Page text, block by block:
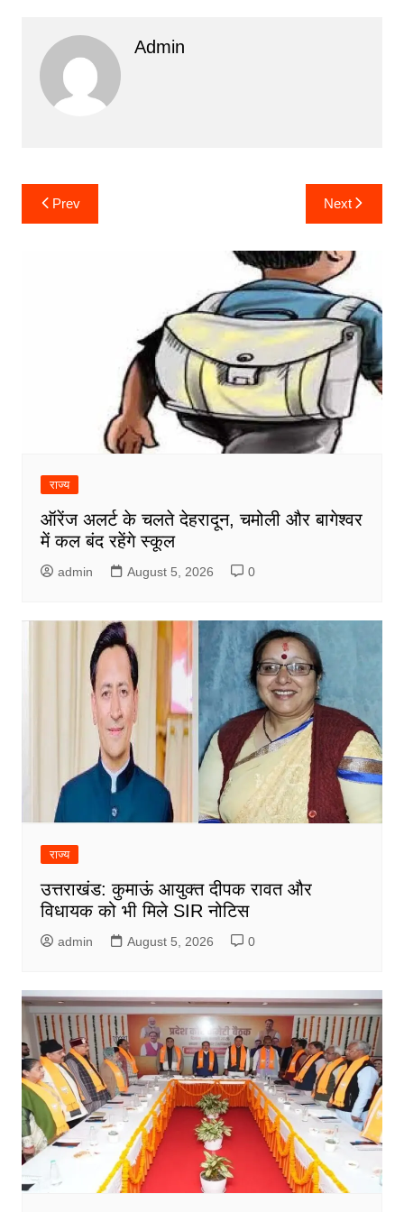
Admin
Post
navigation
Prev Next
राज्य
ऑरेंज अलर्ट के चलते देहरादून, चमोली और बागेश्वर
में कल बंद रहेंगे स्कूल
admin August 5, 2026 0
राज्य
उत्तराखंड: कुमाऊं आयुक्त दीपक रावत और
विधायक को भी मिले SIR नोटिस
admin August 5, 2026 0